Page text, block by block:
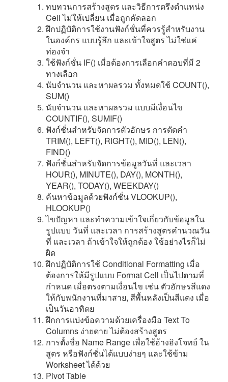
ทบทวนการสร้างสูตร และวิธีการตรึงตำแหน่ง
Cell ไม่ให้เปลี่ยน เมื่อถูกคัดลอก
ฝึกปฏิบัติการใช้งานฟังก์ชั่นที่ควรรู้สำหรับงาน
ในองค์กร แบบรู้ลึก และเข้าใจสูตร ไม่ใช่แค่
ท่องจำ
ใช้ฟังก์ชั่น IF() เมื่อต้องการเลือกคำตอบที่มี 2
ทางเลือก
นับจำนวน และหาผลรวม ทั้งหมดใช้ COUNT(),
SUM()
นับจำนวน และหาผลรวม แบบมีเงื่อนไข
COUNTIF(), SUMIF()
ฟังก์ชั่นสำหรับจัดการตัวอักษร การตัดคำ
TRIM(), LEFT(), RIGHT(), MID(), LEN(),
FIND()
ฟังก์ชั่นสำหรับจัดการข้อมูลวันที่ และเวลา
HOUR(), MINUTE(), DAY(), MONTH(),
YEAR(), TODAY(), WEEKDAY()
ค้นหาข้อมูลด้วยฟังก์ชั่น VLOOKUP(),
HLOOKUP()
ไขปัญหา และทำความเข้าใจเกี่ยวกับข้อมูลใน
รูปแบบ วันที่ และเวลา การสร้างสูตรคำนวณวัน
ที่ และเวลา ถ้าเข้าใจให้ถูกต้อง ใช้อย่างไรก็ไม่
ผิด
ฝึกปฏิบัติการใช้ Conditional Formatting เมื่อ
ต้องการให้มีรูปแบบ Format Cell เป็นไปตามที่
กำหนด เมื่อตรงตามเงื่อนไข เช่น ตัวอักษรสีแดง
ให้กับพนักงานที่มาสาย, สีพื้นหลังเป็นสีแดง เมื่อ
เป็นวันอาทิตย
ฝึกการแบ่งข้อความด้วยเครื่องมือ Text To
Columns ง่ายดาย ไม่ต้องสร้างสูตร
การตั้งชื่อ Name Range เพื่อใช้อ้างอิงโจทย์ ใน
สูตร หรือฟังก์ชั่นได้แบบง่ายๆ และใช้ข้าม
Worksheet ได้ด้วย
Pivot Table